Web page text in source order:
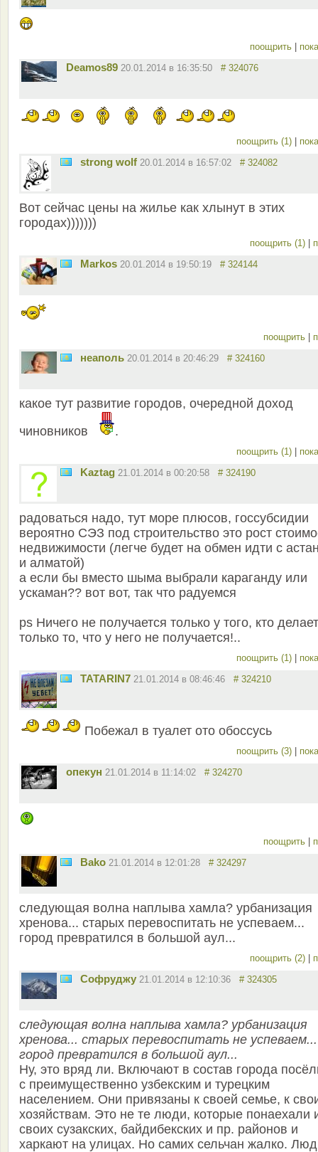
поощрить
Deamos89 20.01.2014 в 16:35:50 # 324076
поощрить (1)
strong wolf 20.01.2014 в 16:57:02 # 324082
Вот сейчас цены на жилье как хлынут в этих
городах)))))))
поощрить (1)
Markos 20.01.2014 в 19:50:19 # 324144
поощрить
неаполь 20.01.2014 в 20:46:29 # 324160
какое тут развитие городов, очередной доход
чиновников
.
поощрить (1)
Kaztag 21.01.2014 в 00:20:58 # 324190
радоваться надо, тут море плюсов, госсубсидии
вероятно СЭЗ под строительство это рост
недвижимости (легче будет на обмен идти с
и алматой)
а если бы вместо шыма выбрали караганду или
ускаман?? вот вот, так что радуемся
ps Ничего не получается только у того, кто делает
только то, что у него не получается!..
поощрить (1)
TATARIN7 21.01.2014 в 08:46:46 # 324210
Побежал в туалет ото обоссусь
поощрить (3)
опекун 21.01.2014 в 11:14:02 # 324270
поощрить
Bako 21.01.2014 в 12:01:28 # 324297
следующая волна наплыва хамла? урбанизация
хренова... старых перевоспитать не успеваем...
город превратился в большой аул...
поощрить (2)
Софруджу 21.01.2014 в 12:10:36 # 324305
следующая волна наплыва хамла? урбанизация
хренова... старых перевоспитать не успеваем...
город превратился в большой аул...
Ну, это вряд ли. Включают в состав города
с преимущественно узбекским и турецким
населением. Они привязаны к своей семье, к
хозяйствам. Это не те люди, которые понаехали
своих сузакских, байдибекских и пр. районов и
харкают на улицах. Но самих сельчан жалко.